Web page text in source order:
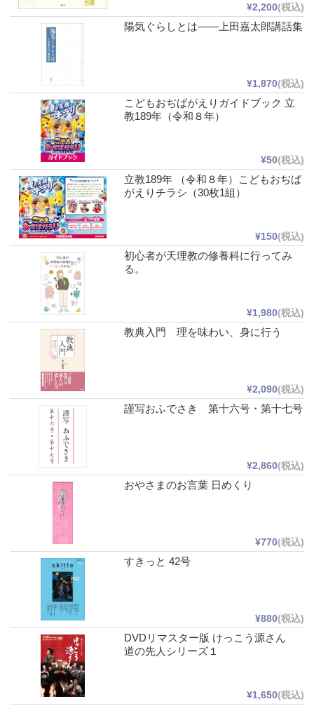
¥2,200(税込)
陽気ぐらしとは――上田嘉太郎講話集
¥1,870(税込)
こどもおぢばがえりガイドブック 立
教189年（令和８年）
¥50(税込)
立教189年 （令和８年）こどもおぢば
がえりチラシ（30枚1組）
¥150(税込)
初心者が天理教の修養科に行ってみ
る。
¥1,980(税込)
教典入門 理を味わい、身に行う
¥2,090(税込)
謹写おふでさき 第十六号・第十七号
¥2,860(税込)
おやさまのお言葉 日めくり
¥770(税込)
すきっと 42号
¥880(税込)
DVDリマスター版 けっこう源さん
道の先人シリーズ１
¥1,650(税込)